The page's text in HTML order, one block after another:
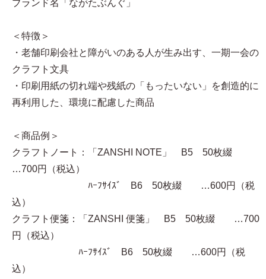
ブランド名「ながたぶんぐ」
＜特徴＞
・老舗印刷会社と障がいのある人が生み出す、一期一会の
クラフト文具
・印刷用紙の切れ端や残紙の「もったいない」を創造的に
再利用した、環境に配慮した商品
＜商品例＞
クラフトノート：「ZANSHI NOTE」 B5 50枚綴
…700円（税込）
ﾊｰﾌｻｲｽﾞ B6 50枚綴 …600円（税
込）
クラフト便箋：「ZANSHI 便箋」 B5 50枚綴 …700
円（税込）
ﾊｰﾌｻｲｽﾞ B6 50枚綴 …600円（税
込）